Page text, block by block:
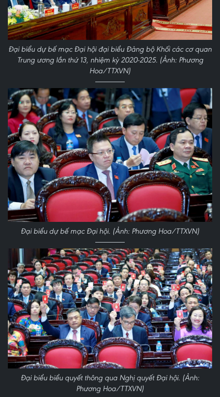
Đại biểu dự bế mạc Đại hội đại biểu Đảng bộ Khối các cơ quan
Trung ương lần thứ 13, nhiệm kỳ 2020-2025. (Ảnh: Phương
Hoa/TTXVN)
Đại biểu dự bế mạc Đại hội. (Ảnh: Phương Hoa/TTXVN)
Đại biểu biểu quyết thông qua Nghị quyết Đại hội. (Ảnh:
Phương Hoa/TTXVN)